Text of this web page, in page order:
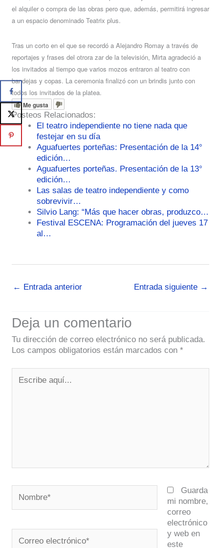
el alquiler o compra de las obras pero que, además, permitirá ingresar
a un espacio denominado Teatrix plus.
Tras un corto en el que se recordó a Alejandro Romay a través de
reportajes y frases del otrora zar de la televisión, Mirta agradeció a
los invitados al tiempo que varios mozos entraron al teatro con
bandejas y copas. La ceremonia finalizó con un brindis junto con
todos los invitados de la platea.
Me gusta
Posteos Relacionados:
El teatro independiente no tiene nada que
festejar en su día
Aguafuertes porteñas: Presentación de la 14°
edición…
Aguafuertes porteñas. Presentación de la 13°
edición…
Las salas de teatro independiente y como
sobrevivir…
Silvio Lang: “Más que hacer obras, produzco…
Festival ESCENA: Programación del jueves 17
al…
← Entrada anterior Entrada siguiente →
Deja un comentario
Tu dirección de correo electrónico no será publicada.
Los campos obligatorios están marcados con *
aquí...
electrónico*
Guarda
mi nombre,
correo
electrónico
y web en
este